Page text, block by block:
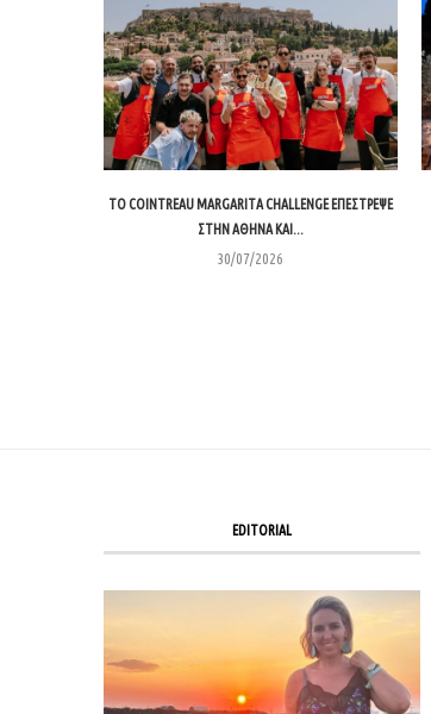
ΤΟ COINTREAU MARGARITA CHALLENGE ΕΠΈΣΤΡΕΨΕ
ΣΤΗΝ ΑΘΉΝΑ ΚΑΙ...
30/07/2026
EDITORIAL